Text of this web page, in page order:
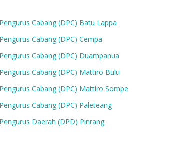
Cabang (DPC) Batu Lappa
Cabang (DPC) Cempa
Cabang (DPC) Duampanua
Cabang (DPC) Mattiro Bulu
Cabang (DPC) Mattiro Sompe
Cabang (DPC) Paleteang
Daerah (DPD) Pinrang